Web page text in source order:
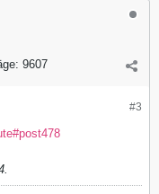
9607
#3